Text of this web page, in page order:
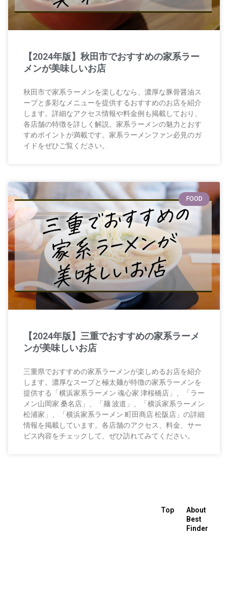
【2024年版】秋田市でおすすめの家系ラー
メンが美味しいお店
秋田市で家系ラーメンを楽しむなら、濃厚な豚骨醤油ス
ープと多彩なメニューを提供するおすすめのお店を紹介
します。詳細なアクセス情報や料金例も掲載しており、
各店舗の特徴を詳しく解説。家系ラーメンの魅力とおす
すめポイントが満載です。家系ラーメンファン必見のガ
イドをぜひご覧ください。
FOOD
【2024年版】三重でおすすめの家系ラーメ
ンが美味しいお店
三重県でおすすめの家系ラーメンが楽しめるお店を紹介
します。濃厚なスープと極太麺が特徴の家系ラーメンを
提供する「横浜家系ラーメン 魂心家 津桜橋店」、「ラー
メン山岡家 桑名店」、「麺 波道」、「横浜家系ラーメン
松浦家」、「横浜家系ラーメン 町田商店 松阪店」の詳細
情報を掲載しています。各店舗のアクセス、料金、サー
ビス内容をチェックして、ぜひ訪れてみてください。
Top
About
Best
Finder